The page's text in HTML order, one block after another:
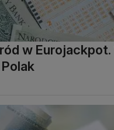
w